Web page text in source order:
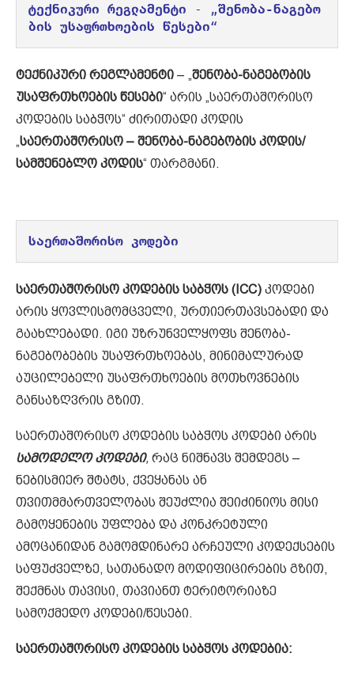
ტექნიკური რეგლამენტი - „შენობა-ნაგებო
ბის უსაფრთხოების წესები“
ტექნიკური რეგლამენტი – „შენობა-ნაგებობის
უსაფრთხოების წესები“ არის „საერთაშორისო
კოდების საბჭოს“ ძირითადი კოდის
„საერთაშორისო – შენობა-ნაგებობის კოდის/
სამშენებლო კოდის“ თარგმანი.
საერთაშორისო კოდები
საერთაშორისო კოდების საბჭოს (ICC) კოდები
არის ყოვლისმომცველი, ურთიერთავსებადი და
გაახლებადი. იგი უზრუნველყოფს შენობა-
ნაგებობების უსაფრთხოებას, მინიმალურად
აუცილებელი უსაფრთხოების მოთხოვნების
განსაზღვრის გზით.
საერთაშორისო კოდების საბჭოს კოდები არის
სამოდელო კოდები, რაც ნიშნავს შემდეგს –
ნებისმიერ შტატს, ქვეყანას ან
თვითმმართველობას შეუძლია შეიძინიოს მისი
გამოყენების უფლება და კონკრეტული
ამოცანიდან გამომდინარე არჩეული კოდექსების
საფუძველზე, სათანადო მოდიფიცირების გზით,
შექმნას თავისი, თავიანთ ტერიტორიაზე
სამოქმედო კოდები/წესები.
საერთაშორისო კოდების საბჭოს კოდებია: